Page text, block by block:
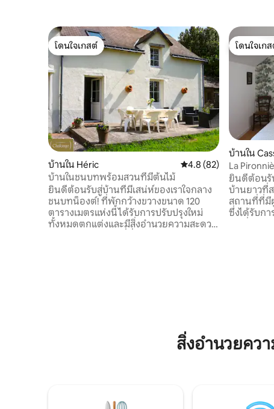
โดนใจเกสต์
โดนใจเกสต์
บ้านใน Héric คะแนนเฉลี่ย 4.8 จาก 5,
4.8 (82)
บ้านในชนบทพร้อมสวนที่มีต้นไม้
ยินดีต้อนรับสู่บ้านที่มีเสน่ห์ของเราใจกลาง
ชนบทน็องต์! ที่พักกว้างขวางขนาด 120
ตารางเมตรแห่งนี้ได้รับการปรับปรุงใหม่
ทั้งหมดตกแต่งและมีสิ่งอำนวยความสะดวก
โดนใจเก
โดนใจเก
บ้านใน
ยินดีต้อนรั
บ้านยาวที่
สถานที่ที่มี
ซึ่งได้รับกา
สิ่งอำนวยคว